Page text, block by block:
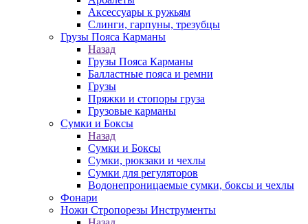
Аксессуары к ружьям
Слинги, гарпуны, трезубцы
Грузы Пояса Карманы
Назад
Грузы Пояса Карманы
Балластные пояса и ремни
Грузы
Пряжки и стопоры груза
Грузовые карманы
Сумки и Боксы
Назад
Сумки и Боксы
Сумки, рюкзаки и чехлы
Сумки для регуляторов
Водонепроницаемые сумки, боксы и чехлы
Фонари
Ножи Стропорезы Инструменты